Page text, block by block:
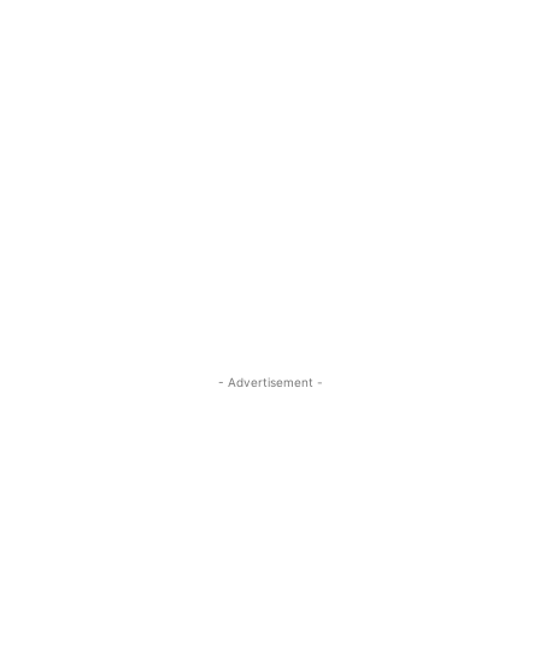
- Advertisement -